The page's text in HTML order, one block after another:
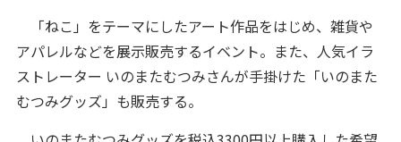
「ねこ」をテーマにしたアート作品をはじめ、雑貨や
アパレルなどを展示販売するイベント。また、人気イラ
ストレーター いのまたむつみさんが手掛けた「いのまた
むつみグッズ」も販売する。